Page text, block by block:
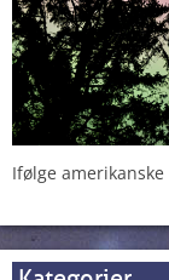
Ifølge amerikanske